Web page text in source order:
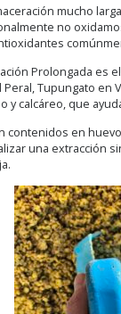
mucho
no
Prolongada es
Tupungato
calcáreo, que
contenidos en
una extracción